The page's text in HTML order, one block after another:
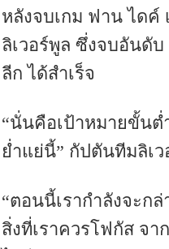
หลังจบเกม ฟาน ไดค์
ลิเวอร์พูล ซึ่งจบอันดั
ลีก ได้สำเร็จ
“นั่นคือเป้าหมายขั้นต่
ย่ำแย่นี้” กัปตันทีมลิเ
“ตอนนี้เรากำลังจะก
สิ่งที่เราควรโฟกัส จ